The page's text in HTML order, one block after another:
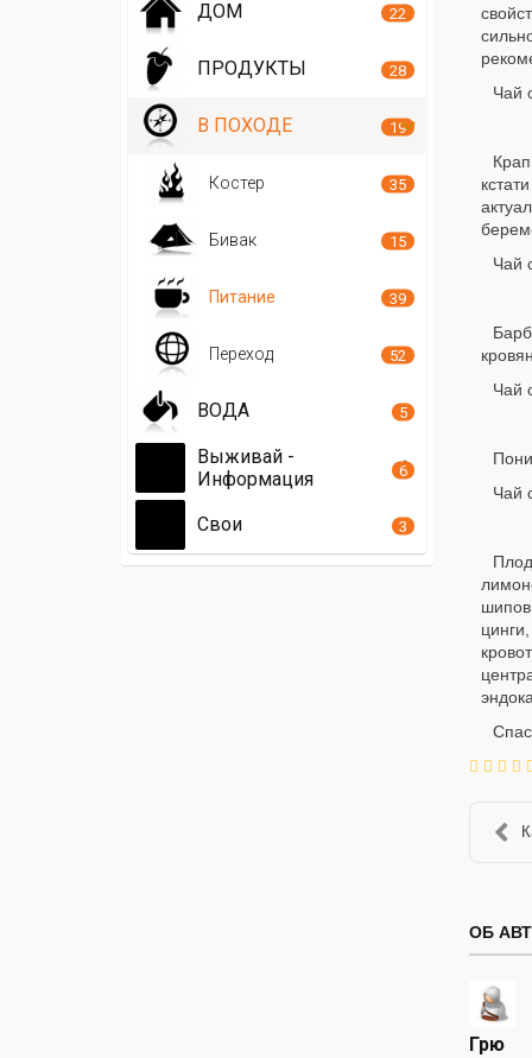
Чай
Чай
Чай
Чай
ОБ
Грю
ДОМ 22
ПРОДУКТЫ 28
В ПОХОДЕ 19
Костер 35
Бивак 15
Питание 39
Переход 52
ВОДА 5
Выживай -
Информация
6
Свои 3